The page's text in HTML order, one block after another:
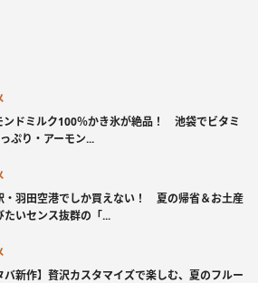
ンドミルク100％かき氷が絶品！ 池袋でビタミ
ぷり・アーモン...
・羽田空港でしか買えない！ 夏の帰省＆お土産
たいセンス抜群の「...
バ新作】贅沢カスタマイズで楽しむ、夏のフルー